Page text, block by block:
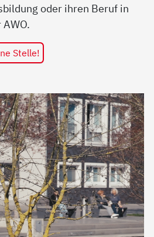
oder ihren Beruf in
Stelle!